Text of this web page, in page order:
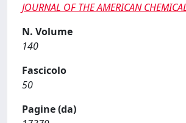
JOURNAL OF THE AMERICAN
N. Volume
140
Fascicolo
50
Pagine (da)